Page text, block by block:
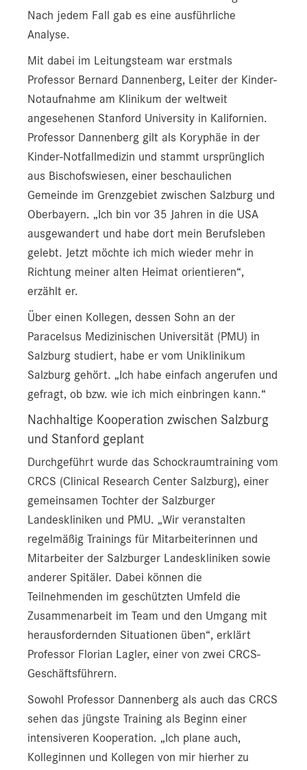
Nach jedem Fall gab es eine ausführliche
Analyse.
Mit dabei im Leitungsteam war erstmals
Professor Bernard Dannenberg, Leiter der Kinder-
Notaufnahme am Klinikum der weltweit
angesehenen Stanford University in Kalifornien.
Professor Dannenberg gilt als Koryphäe in der
Kinder-Notfallmedizin und stammt ursprünglich
aus Bischofswiesen, einer beschaulichen
Gemeinde im Grenzgebiet zwischen Salzburg und
Oberbayern. „Ich bin vor 35 Jahren in die USA
ausgewandert und habe dort mein Berufsleben
gelebt. Jetzt möchte ich mich wieder mehr in
Richtung meiner alten Heimat orientieren“,
erzählt er.
Über einen Kollegen, dessen Sohn an der
Paracelsus Medizinischen Universität (PMU) in
Salzburg studiert, habe er vom Uniklinikum
Salzburg gehört. „Ich habe einfach angerufen und
gefragt, ob bzw. wie ich mich einbringen kann.“
Nachhaltige Kooperation zwischen Salzburg
und Stanford geplant
Durchgeführt wurde das Schockraumtraining vom
CRCS (Clinical Research Center Salzburg), einer
gemeinsamen Tochter der Salzburger
Landeskliniken und PMU. „Wir veranstalten
regelmäßig Trainings für Mitarbeiterinnen und
Mitarbeiter der Salzburger Landeskliniken sowie
anderer Spitäler. Dabei können die
Teilnehmenden im geschützten Umfeld die
Zusammenarbeit im Team und den Umgang mit
herausfordernden Situationen üben“, erklärt
Professor Florian Lagler, einer von zwei CRCS-
Geschäftsführern.
Sowohl Professor Dannenberg als auch das CRCS
sehen das jüngste Training als Beginn einer
intensiveren Kooperation. „Ich plane auch,
Kolleginnen und Kollegen von mir hierher zu